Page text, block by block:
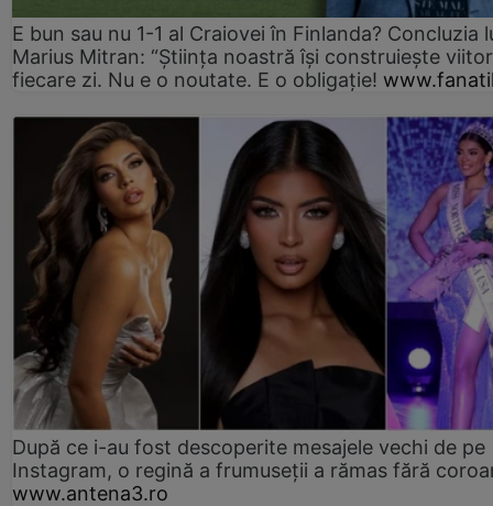
E bun sau nu 1-1 al Craiovei în Finlanda? Concluzia
Marius Mitran: “Știința noastră își construiește
fiecare zi. Nu e o noutate. E o obligație!
După ce i-au fost descoperite mesajele vechi de pe
Instagram, o regină a frumuseții a rămas fără
www.antena3.ro